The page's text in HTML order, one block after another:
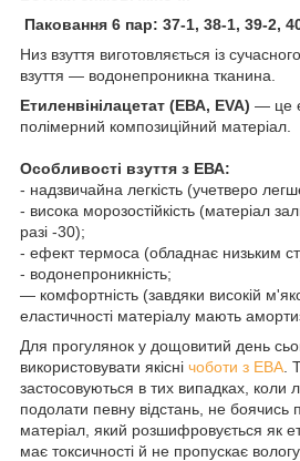
Паковання 6 пар: 37-1, 38-1, 39-2,
Низ взуття виготовляється із
взуття — водонепроникна тканина.
Етиленвінілацетат (ЕВА, EVA) — це
полімерний композиційний матеріал.
Особливості взуття з ЕВА:
- надзвичайна легкість (учетверо
- висока морозостійкість (матеріал
разі -30);
- ефект термоса (обладнає низьким
- водонепроникність;
— комфортність (завдяки високій
еластичності матеріалу мають
Для прогулянок у дощовитий день
використовувати якісні чоботи з ЕВА .
застосовуються в тих випадках, коли
подолати певну відстань, не
матеріал, який розшифровується як
має токсичності й не пропускає